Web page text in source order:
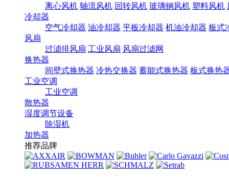
离心风机 轴流风机 回转风机 玻璃钢风机 塑料风机
冷却器
空气冷却器 油冷却器 平板冷却器 机油冷却器 板式
风扇
过滤排风扇 工业风扇 风扇过滤网
换热器
间壁式换热器 冷热交换器 蓄能式换热器 板式换热
工业空调
工业空调
散热器
湿度调节设备
除湿机
加热器
推荐品牌